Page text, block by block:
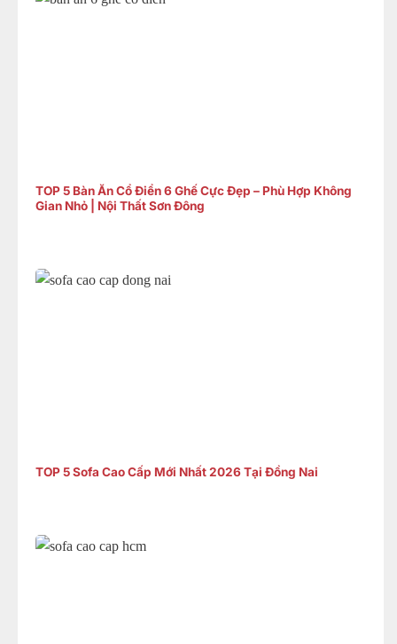
TOP 5 Bàn Ăn Cổ Điển 6 Ghế Cực Đẹp – Phù Hợp Không
Gian Nhỏ | Nội Thất Sơn Đông
TOP 5 Sofa Cao Cấp Mới Nhất 2026 Tại Đồng Nai